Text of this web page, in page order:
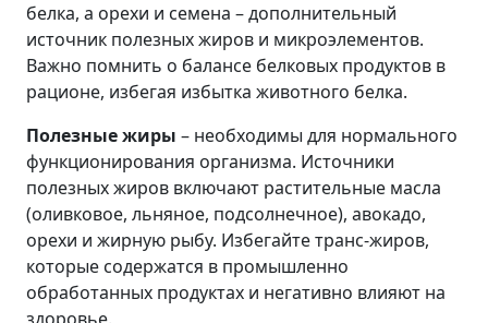
белка, а орехи и семена – дополнительный
источник полезных жиров и микроэлементов.
Важно помнить о балансе белковых продуктов в
рационе, избегая избытка животного белка.
Полезные жиры – необходимы для нормального
функционирования организма. Источники
полезных жиров включают растительные масла
(оливковое, льняное, подсолнечное), авокадо,
орехи и жирную рыбу. Избегайте транс-жиров,
которые содержатся в промышленно
обработанных продуктах и негативно влияют на